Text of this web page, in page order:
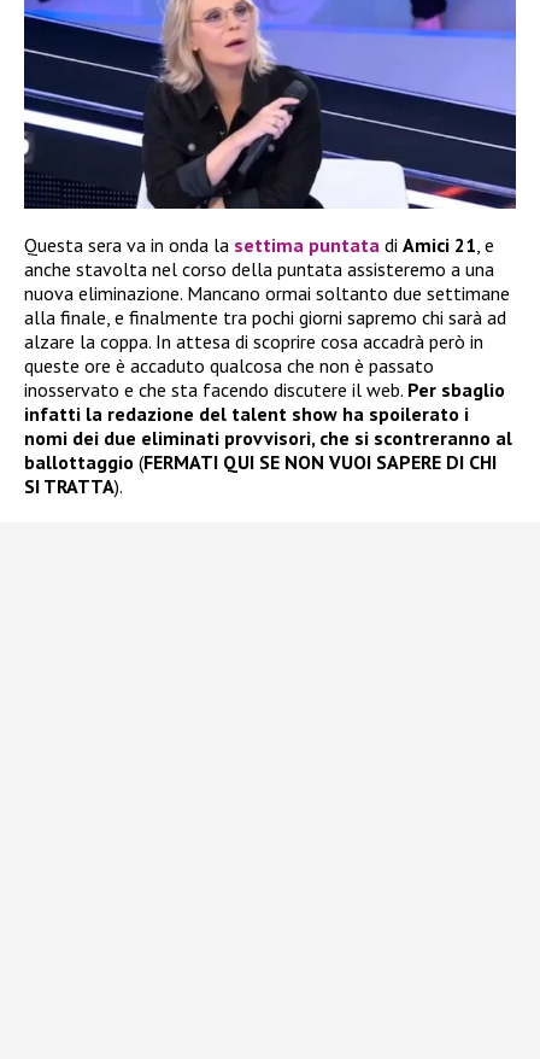
Questa sera va in onda la settima puntata di Amici 21, e
anche stavolta nel corso della puntata assisteremo a una
nuova eliminazione. Mancano ormai soltanto due settimane
alla finale, e finalmente tra pochi giorni sapremo chi sarà ad
alzare la coppa. In attesa di scoprire cosa accadrà però in
queste ore è accaduto qualcosa che non è passato
inosservato e che sta facendo discutere il web. Per sbaglio
infatti la redazione del talent show ha spoilerato i
nomi dei due eliminati provvisori, che si scontreranno al
ballottaggio (FERMATI QUI SE NON VUOI SAPERE DI CHI
SI TRATTA).